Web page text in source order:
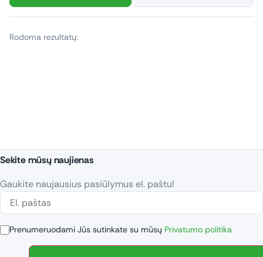
Rodoma rezultatų:
Sekite mūsų naujienas
Gaukite naujausius pasiūlymus el. paštu!
Prenumeruodami Jūs sutinkate su mūsų Privatumo politika